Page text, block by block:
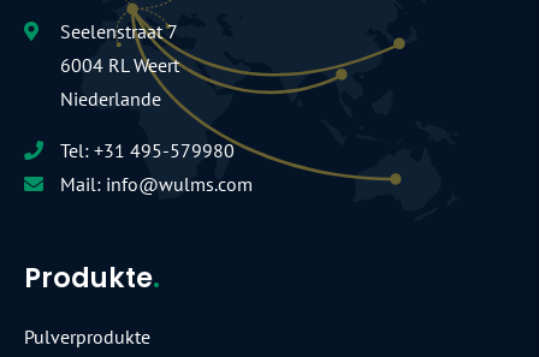
Seelenstraat 7
6004 RL Weert
Niederlande
Tel: +31 495-579980
Mail: info@wulms.com
Produkte.
Pulverprodukte